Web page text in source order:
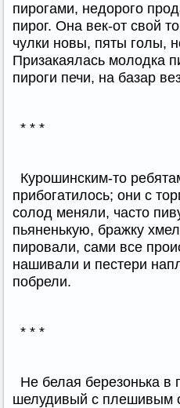
пирогами, недорого
пирог. Она век-от свой
чулки новы, пяты голы,
Призакаялась молодка
пироги печи, на базар
* * *
Курошинским-то
прибогатилось; они с
солод меняли, часто
пьяненькую, бражку
пировали, сами все
нашивали и пестери
побрели.
* * *
Не белая березонька в
шелудивый с плешивым